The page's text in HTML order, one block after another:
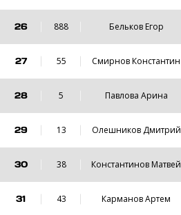
26 888 Бельков Егор
27 55 Смирнов Константин
28 5 Павлова Арина
29 13 Олешников Дмитрий
30 38 Константинов Матвей
31 43 Карманов Артем